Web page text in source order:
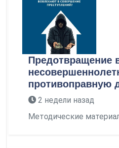
Предотвращение
противоправную
2 недели назад
Методические